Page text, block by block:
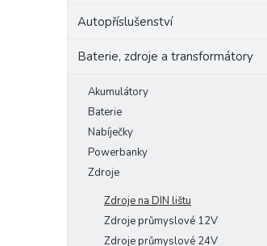
Autopříslušenství
Baterie, zdroje a transformátory
Akumulátory
Baterie
Nabíječky
Powerbanky
Zdroje
Zdroje na DIN lištu
Zdroje průmyslové 12V
Zdroje průmyslové 24V